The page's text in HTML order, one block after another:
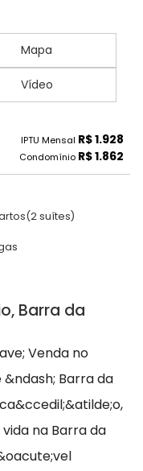
Mapa
Vídeo
IPTU Mensal R$ 1.928
Condomínio R$ 1.862
(2 suítes)
Barra da
Venda no
Barra da
na Barra da